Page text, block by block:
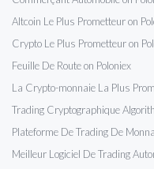
Altcoin Le Plus Prometteur on
Crypto Le Plus Prometteur on
Feuille De Route on Poloniex
La Crypto-monnaie La Plus
Trading Cryptographique
Plateforme De Trading De
Meilleur Logiciel De Trading